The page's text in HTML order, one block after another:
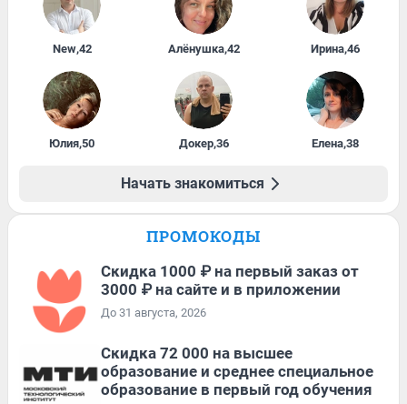
New,42 Алёнушка,42 Ирина,46
Юлия,50 Докер,36 Елена,38
Начать знакомиться
ПРОМОКОДЫ
Скидка 1000 ₽ на первый заказ от
3000 ₽ на сайте и в приложении
До 31 августа, 2026
Скидка 72 000 на высшее
образование и среднее специальное
образование в первый год обучения